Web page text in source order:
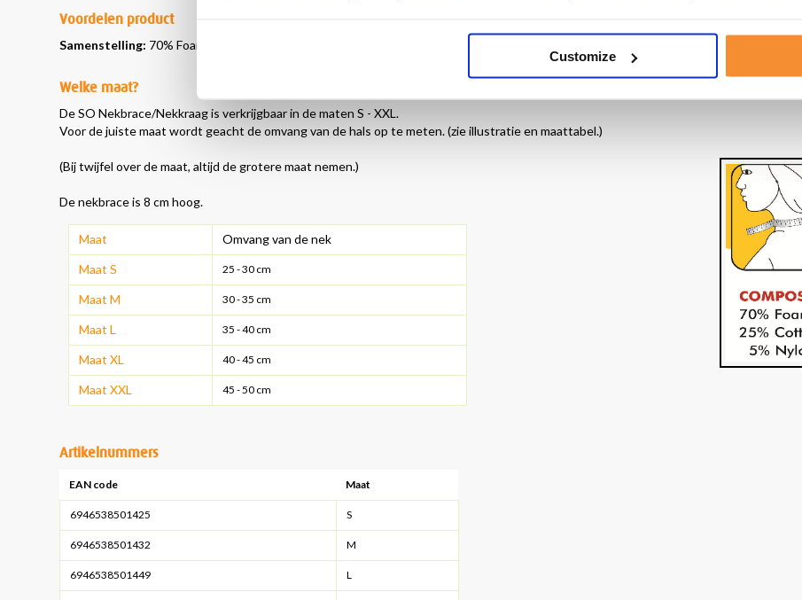
Customize
Voordelen product
Samenstelling: 70% Foam, 25% Katoen, 5% Nylon
Welke maat?
De SO Nekbrace/Nekkraag is verkrijgbaar in de maten S - XXL.
Voor de juiste maat wordt geacht de omvang van de hals op te meten. (zie illustratie en maattabel.)
(Bij twijfel over de maat, altijd de grotere maat nemen.)
De nekbrace is 8 cm hoog.
Maat
Omvang van de nek
Maat S
25 - 30 cm
Maat M 30 - 35 cm
Maat L 35 - 40 cm
Maat XL 40 - 45 cm
Maat XXL 45 - 50 cm
Artikelnummers
EAN code Maat
6946538501425 S
6946538501432 M
6946538501449 L